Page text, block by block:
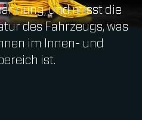
und misst die
des Fahrzeugs, was
im Innen- und
ist.